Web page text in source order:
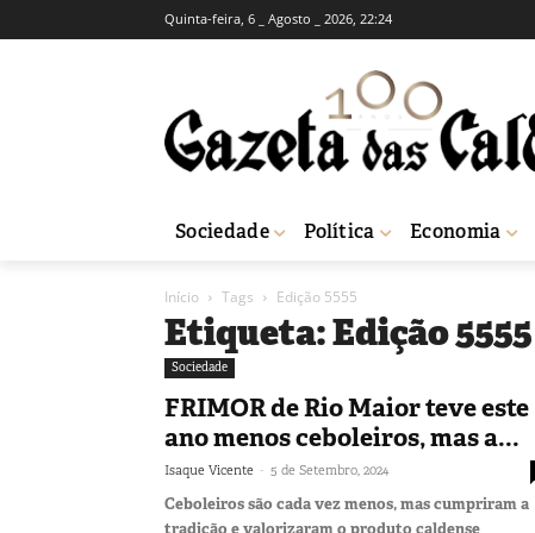
Quinta-feira, 6 _ Agosto _ 2026, 22:24
Sociedade Política Economia
Início Tags Edição 5555
Etiqueta: Edição 5555
Sociedade
FRIMOR de Rio Maior teve este
ano menos ceboleiros, mas a...
Isaque Vicente - 5 de Setembro, 2024
Ceboleiros são cada vez menos, mas cumpriram a
tradição e valorizaram o produto caldense